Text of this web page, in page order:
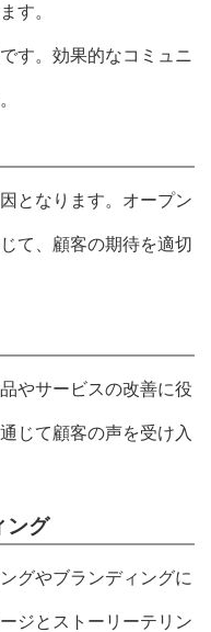
す。
す。効果的なコミュニ
となります。オープン
て、顧客の期待を適切
やサービスの改善に役
じて顧客の声を受け入
ング
グやブランディングに
ジとストーリーテリン